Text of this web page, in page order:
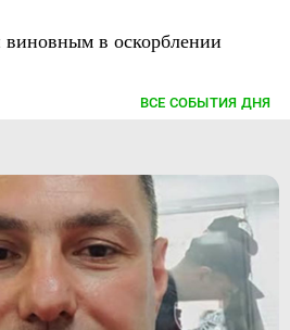
в оскорблении
ВСЕ СОБЫТИЯ ДНЯ